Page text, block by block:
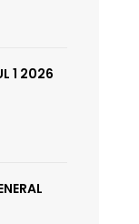
1 2026